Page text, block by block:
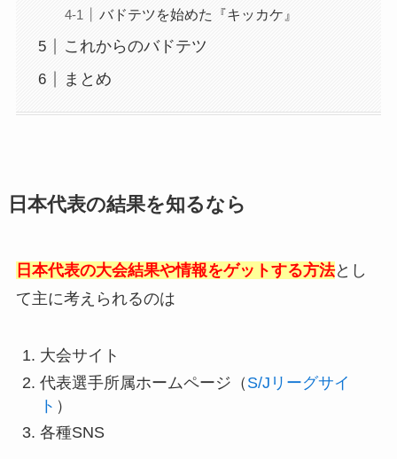
バドテツを始めた『キッカケ』
これからのバドテツ
まとめ
日本代表の結果を知るなら
日本代表の大会結果や情報をゲットする方法とし
て主に考えられるのは
大会サイト
代表選手所属ホームページ（ S/Jリーグサイ
ト ）
各種SNS